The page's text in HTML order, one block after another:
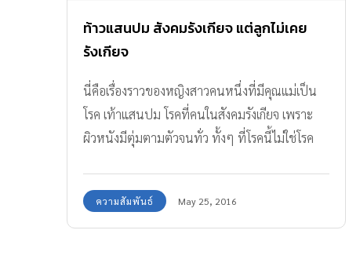
ท้าวแสนปม สังคมรังเกียจ แต่ลูกไม่เคย
รังเกียจ
นี่คือเรื่องราวของหญิงสาวคนหนึ่งที่มีคุณแม่เป็น
โรค เท้าแสนปม โรคที่คนในสังคมรังเกียจ เพราะ
ผิวหนังมีตุ่มตามตัวจนทั่ว ทั้งๆ ที่โรคนี้ไม่ใช่โรค
รังเกียจ และรักคุณแม่เสมอมา
ความสัมพันธ์ May 25, 2016